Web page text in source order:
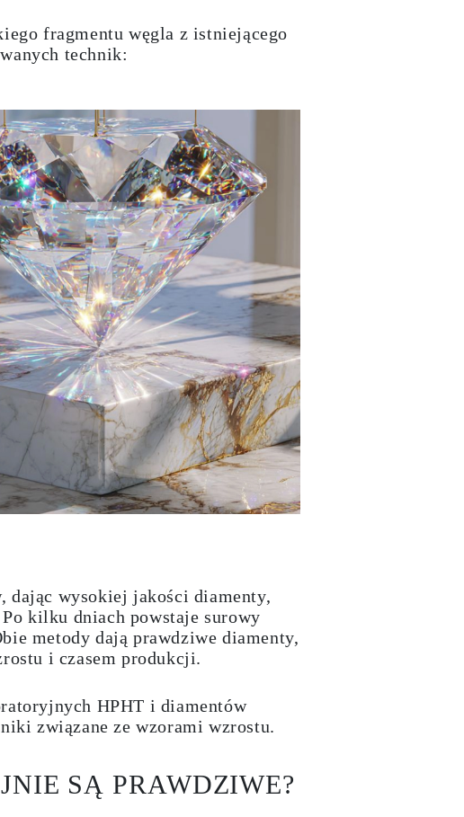
fragmentu węgla z istniejącego
technik:
dając wysokiej jakości diamenty,
kilku dniach powstaje surowy
metody dają prawdziwe diamenty,
i czasem produkcji.
HPHT i diamentów
związane ze wzorami wzrostu.
SĄ PRAWDZIWE?